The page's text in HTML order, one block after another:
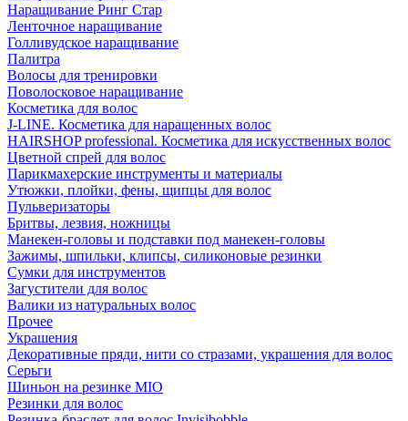
Наращивание Ринг Стар
Ленточное наращивание
Голливудское наращивание
Палитра
Волосы для тренировки
Поволосковое наращивание
Косметика для волос
J-LINE. Косметика для наращенных волос
HAIRSHOP professional. Косметика для искусственных волос
Цветной спрей для волос
Парикмахерские инструменты и материалы
Утюжки, плойки, фены, щипцы для волос
Пульверизаторы
Бритвы, лезвия, ножницы
Манекен-головы и подставки под манекен-головы
Зажимы, шпильки, клипсы, силиконовые резинки
Сумки для инструментов
Загустители для волос
Валики из натуральных волос
Прочее
Украшения
Декоративные пряди, нити со стразами, украшения для волос
Серьги
Шиньон на резинке MIO
Резинки для волос